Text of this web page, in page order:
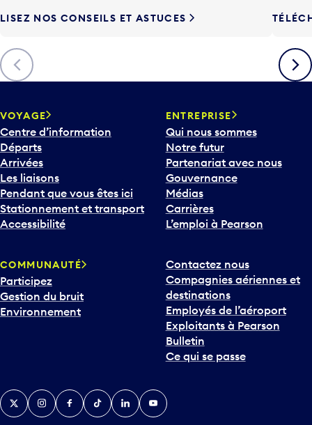
Précédent
LISEZ NOS CONSEILS ET ASTUCES
VOYAGE
Centre d’information
Départs
Arrivées
Les liaisons
Pendant que vous êtes ici
Stationnement et transport
Accessibilité
ENTREPRISE
Qui nous sommes
Notre futur
Partenariat avec nous
Gouvernance
Médias
Carrières
L’emploi à Pearson
COMMUNAUTÉ
Participez
Gestion du bruit
Environnement
Contactez nous
Compagnies aériennes et
destinations
Employés de l’aéroport
Exploitants à Pearson
Bulletin
Ce qui se passe
TwitterInstagramFacebook
TikTokLinkedInYouTube